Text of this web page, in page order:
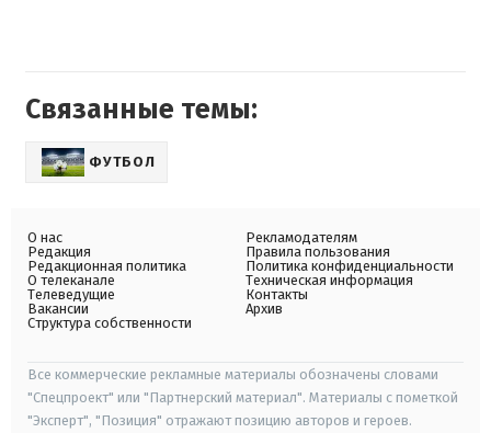
Связанные темы:
ФУТБОЛ
О нас
Редакция
Редакционная политика
О телеканале
Телеведущие
Вакансии
Структура собственности
Рекламодателям
Правила пользования
Политика конфиденциальности
Техническая информация
Контакты
Архив
Все коммерческие рекламные материалы обозначены словами
"Спецпроект" или "Партнерский материал". Материалы с пометкой
"Эксперт", "Позиция" отражают позицию авторов и героев.